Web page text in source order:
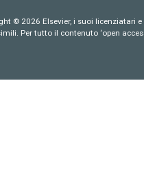
© 2026 Elsevier, i suoi
Per tutto il contenuto ‘open